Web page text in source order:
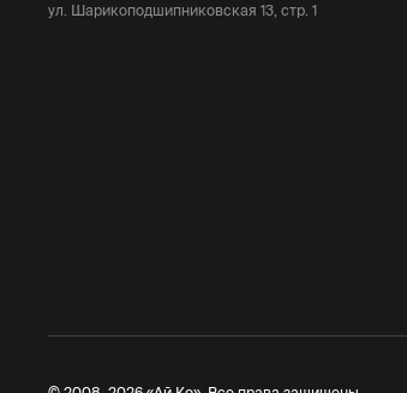
ул. Шарикоподшипниковская 13, стр. 1